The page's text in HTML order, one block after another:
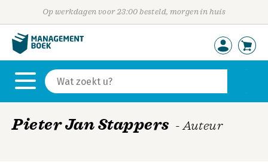
Op werkdagen voor 23:00 besteld, morgen in huis
Pieter Jan Stappers - Auteur